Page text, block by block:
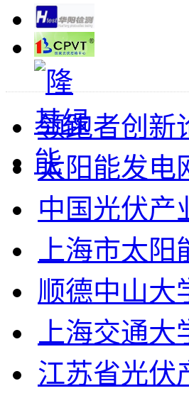
领跑者创新
太阳能发电
中国光伏产
上海市太阳
顺德中山大
上海交通
江苏省光伏